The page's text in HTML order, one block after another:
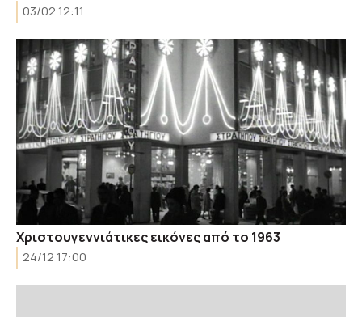
03/02 12:11
Χριστουγεννιάτικες εικόνες από το 1963
24/12 17:00